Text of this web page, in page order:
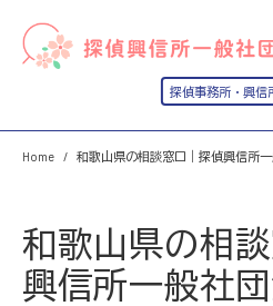
Home 和歌山県の相談窓口｜探偵興信所
和歌山県の相
興信所一般社